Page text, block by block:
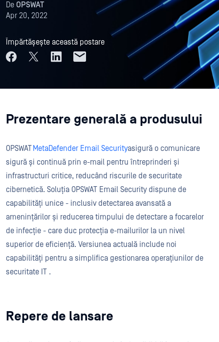
De OPSWAT
Apr 20, 2022
Împărtășește această postare
Prezentare generală a produsului
OPSWAT MetaDefender Email Securityasigură o comunicare
sigură și continuă prin e-mail pentru întreprinderi și
infrastructuri critice, reducând riscurile de securitate
cibernetică. Soluția OPSWAT Email Security dispune de
capabilități unice - inclusiv detectarea avansată a
amenințărilor și reducerea timpului de detectare a focarelor
de infecție - care duc protecția e-mailurilor la un nivel
superior de eficiență. Versiunea actuală include noi
capabilități pentru a simplifica gestionarea operațiunilor de
securitate IT .
Repere de lansare